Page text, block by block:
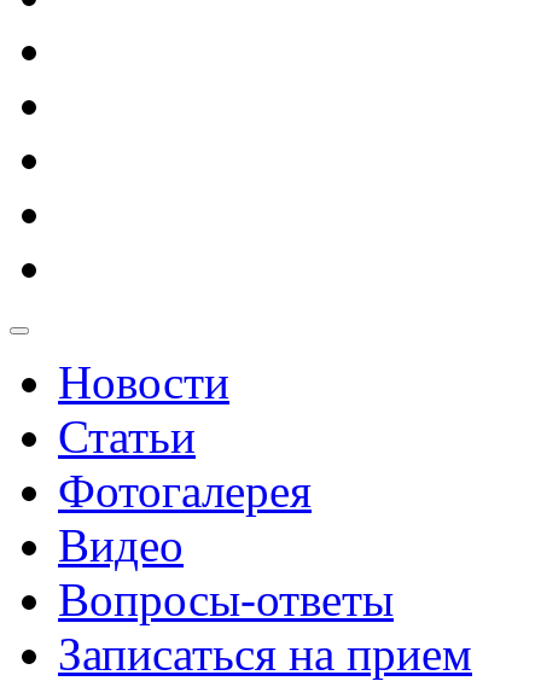
Новости
Статьи
Фотогалерея
Видео
Вопросы-ответы
Записаться на прием